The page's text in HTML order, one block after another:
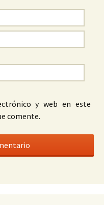
y web en este
comente.